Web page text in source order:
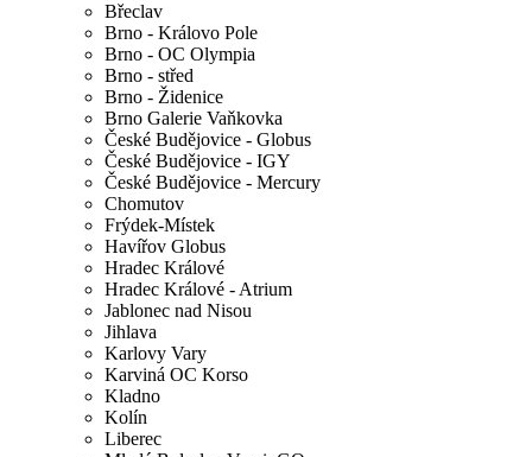
Břeclav
Brno - Královo Pole
Brno - OC Olympia
Brno - střed
Brno - Židenice
Brno Galerie Vaňkovka
České Budějovice - Globus
České Budějovice - IGY
České Budějovice - Mercury
Chomutov
Frýdek-Místek
Havířov Globus
Hradec Králové
Hradec Králové - Atrium
Jablonec nad Nisou
Jihlava
Karlovy Vary
Karviná OC Korso
Kladno
Kolín
Liberec